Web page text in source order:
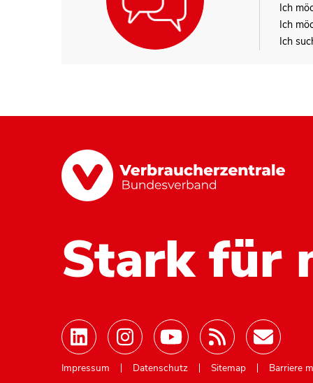
Ich
Ich
Ich
Stark für
Mastodon
Impressum Datenschutz Sitemap
Barriere